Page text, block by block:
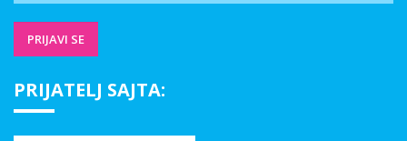
PRIJATELJ SAJTA: